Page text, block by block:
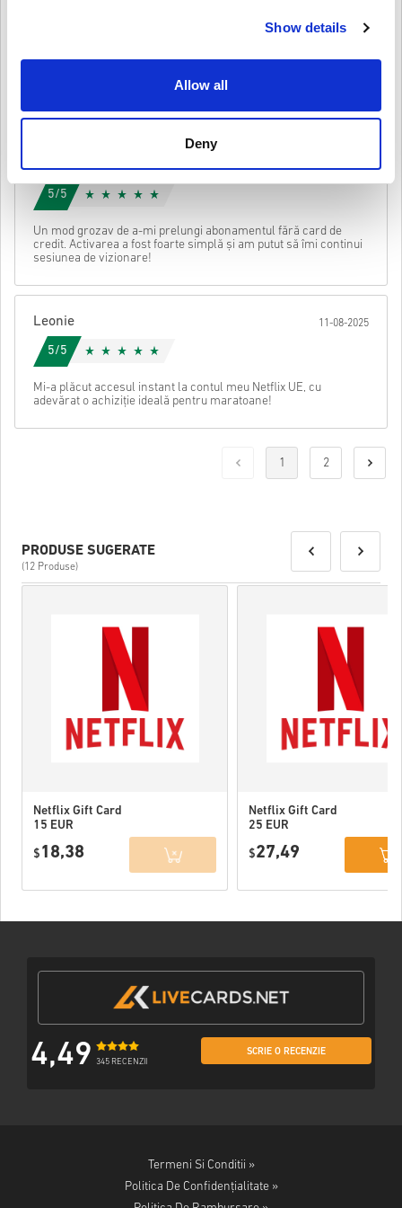
Show details
Allow all
Deny
17-08-2025
Super, am adăugat la contul meu Netflix și am urmărit totul fără
Marta 14-08-2025
5/5
Un mod grozav de a-mi prelungi abonamentul fără card de
credit. Activarea a fost foarte simplă și am putut să îmi continui
sesiunea de vizionare!
Leonie 11-08-2025
5/5
Mi-a plăcut accesul instant la contul meu Netflix UE, cu
adevărat o achiziție ideală pentru maratoane!
1 2
PRODUSE SUGERATE
(12 Produse)
Netflix Gift Card
15 EUR
$ 18,38
Netflix Gift Card
25 EUR
$27,49
4,49 345 RECENZII
SCRIE O RECENZIE
Termeni Si Conditii »
Politica De Confidențialitate »